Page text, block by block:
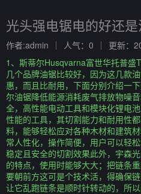
光头强电锯电的好还
作者:admin 人气：0
更新：
1、斯蒂尔Husqvarna富世华托普
几个品牌油锯比较好，因为这几款
惠，而且比耐用，下面分别介绍一
尔油锯降低能源消耗废气排放物噪
全，高性能电动工具和模块化锂电
性能的工具，其切割能力和耐用性
料，能够轻松应对各种木材和建筑
常人性化，操作简便，用户可以轻
稳定且安全的切割效果此外，宇森
的特点，使用时能够大大；把链条
要朝前方这可是个技术活，得确保
让它乱跑链条是顺时针转动的，所